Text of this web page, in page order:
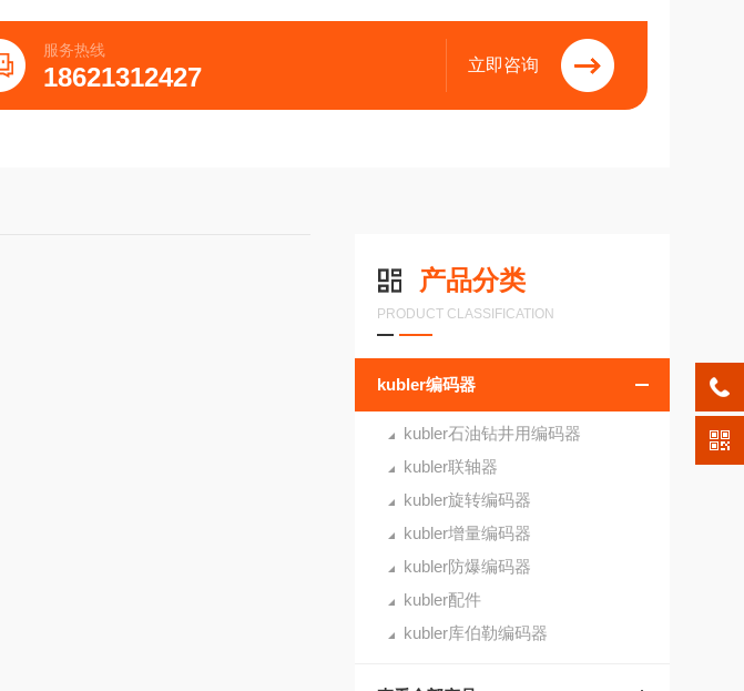
服务热线
18621312427 立即咨询
产品分类
PRODUCT CLASSIFICATION
kubler编码器
kubler石油钻井用编码器
kubler联轴器
kubler旋转编码器
kubler增量编码器
kubler防爆编码器
kubler配件
kubler库伯勒编码器